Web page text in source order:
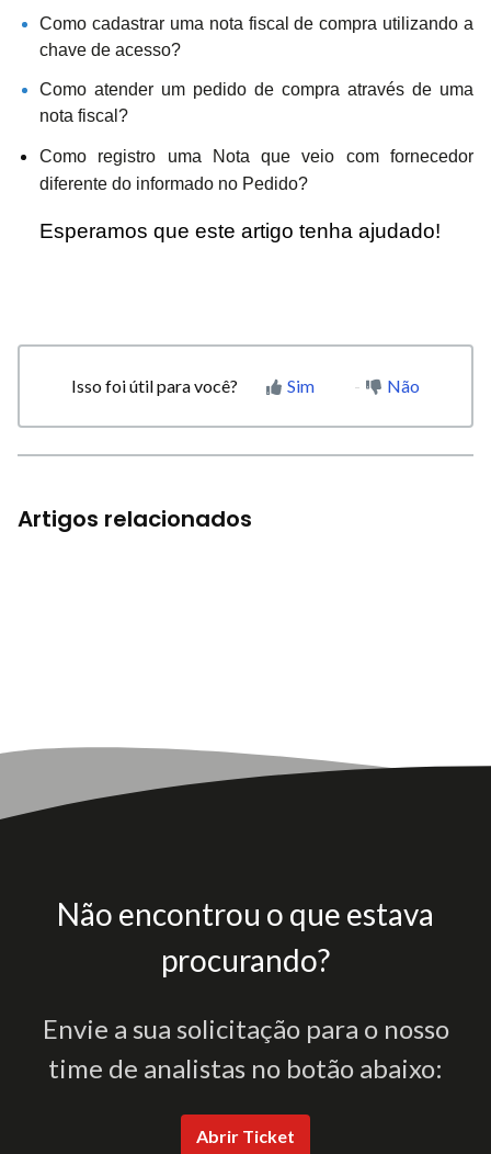
Como cadastrar uma nota fiscal de compra utilizando a
chave de acesso?
Como atender um pedido de compra através de uma
nota fiscal?
Como registro uma Nota que veio com fornecedor
diferente do informado no Pedido?
Esperamos que este artigo tenha ajudado!
Isso foi útil para você? Sim Não
Artigos relacionados
Não encontrou o que estava
procurando?
Envie a sua solicitação para o nosso
time de analistas no botão abaixo:
Abrir Ticket